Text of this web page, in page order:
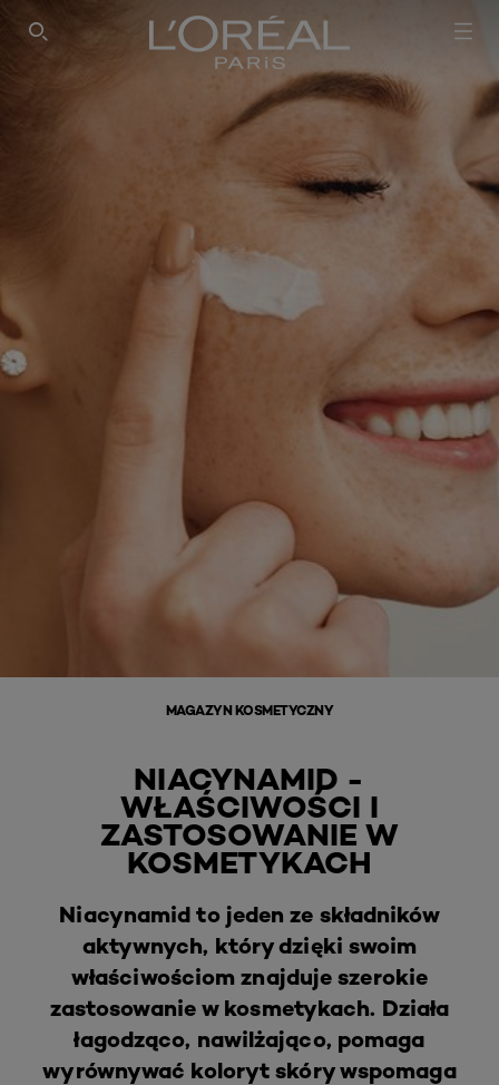
SEARCH THIS SITE
MAGAZYN KOSMETYCZNY
NIACYNAMID -
WŁAŚCIWOŚCI I
ZASTOSOWANIE W
KOSMETYKACH
Niacynamid to jeden ze składników
aktywnych, który dzięki swoim
właściwościom znajduje szerokie
zastosowanie w kosmetykach. Działa
łagodząco, nawilżająco, pomaga
wyrównywać koloryt skóry wspomaga